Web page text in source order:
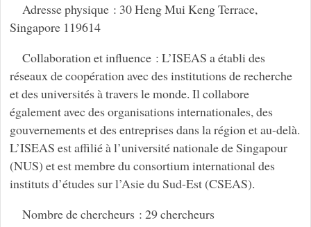
Adresse physique : 30 Heng Mui Keng Terrace,
Singapore 119614
Collaboration et influence : L’ISEAS a établi des
réseaux de coopération avec des institutions de recherche
et des universités à travers le monde. Il collabore
également avec des organisations internationales, des
gouvernements et des entreprises dans la région et au-delà.
L’ISEAS est affilié à l’université nationale de Singapour
(NUS) et est membre du consortium international des
instituts d’études sur l’Asie du Sud-Est (CSEAS).
Nombre de chercheurs : 29 chercheurs